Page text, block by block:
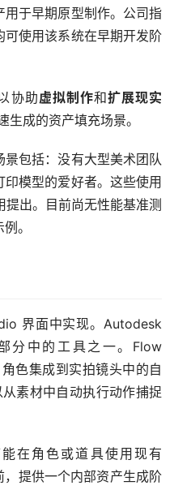
于早期原型制作。公司指
使用该系统在早期开发阶
协助虚拟制作和扩展现实
生成的资产填充场景。
包括：没有大型美术团队
模型的爱好者。这些使用
出。目前尚无性能基准测
。
界面中实现。Autodesk
分中的工具之一。Flow
色集成到实拍镜头中的自
素材中自动执行动作捕捉
在角色或道具使用现有
提供一个内部资产生成阶